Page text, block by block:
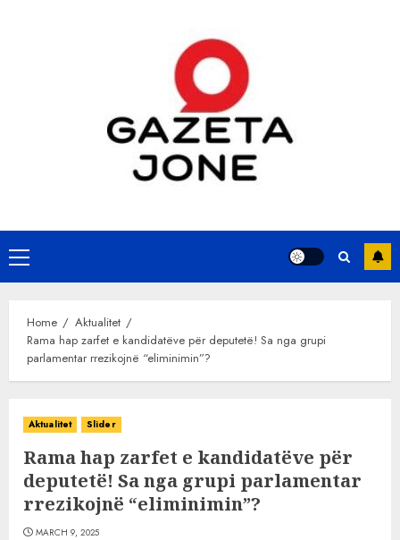
Primary
Menu
Home
Aktualitet
Rama hap zarfet e kandidatëve për deputetë! Sa nga grupi
parlamentar rrezikojnë “eliminimin”?
Aktualitet Slider
Rama hap zarfet e kandidatëve për
deputetë! Sa nga grupi parlamentar
rrezikojnë “eliminimin”?
MARCH 9, 2025